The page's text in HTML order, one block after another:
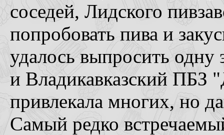
соседей, Лидского
попробовать пива и
удалось выпросить одну
и Владикавказский ПБЗ
привлекала многих, но
Самый редко